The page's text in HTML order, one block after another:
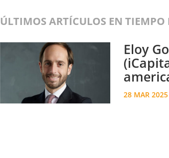
ÚLTIMOS ARTÍCULOS EN TIEMPO
Eloy
28 MAR 2025